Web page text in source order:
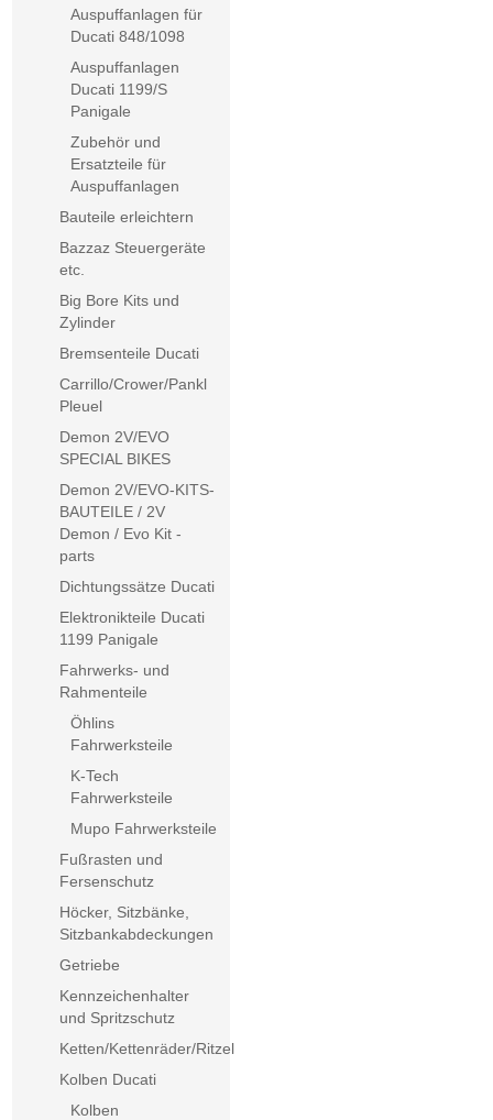
Auspuffanlagen für
Ducati 848/1098
Auspuffanlagen
Ducati 1199/S
Panigale
Zubehör und
Ersatzteile für
Auspuffanlagen
Bauteile erleichtern
Bazzaz Steuergeräte
etc.
Big Bore Kits und
Zylinder
Bremsenteile Ducati
Carrillo/Crower/Pankl
Pleuel
Demon 2V/EVO
SPECIAL BIKES
Demon 2V/EVO-KITS-
BAUTEILE / 2V
Demon / Evo Kit -
parts
Dichtungssätze Ducati
Elektronikteile Ducati
1199 Panigale
Fahrwerks- und
Rahmenteile
Öhlins
Fahrwerksteile
K-Tech
Fahrwerksteile
Mupo Fahrwerksteile
Fußrasten und
Fersenschutz
Höcker, Sitzbänke,
Sitzbankabdeckungen
Getriebe
Kennzeichenhalter
und Spritzschutz
Ketten/Kettenräder/Ritzel
Kolben Ducati
Kolben